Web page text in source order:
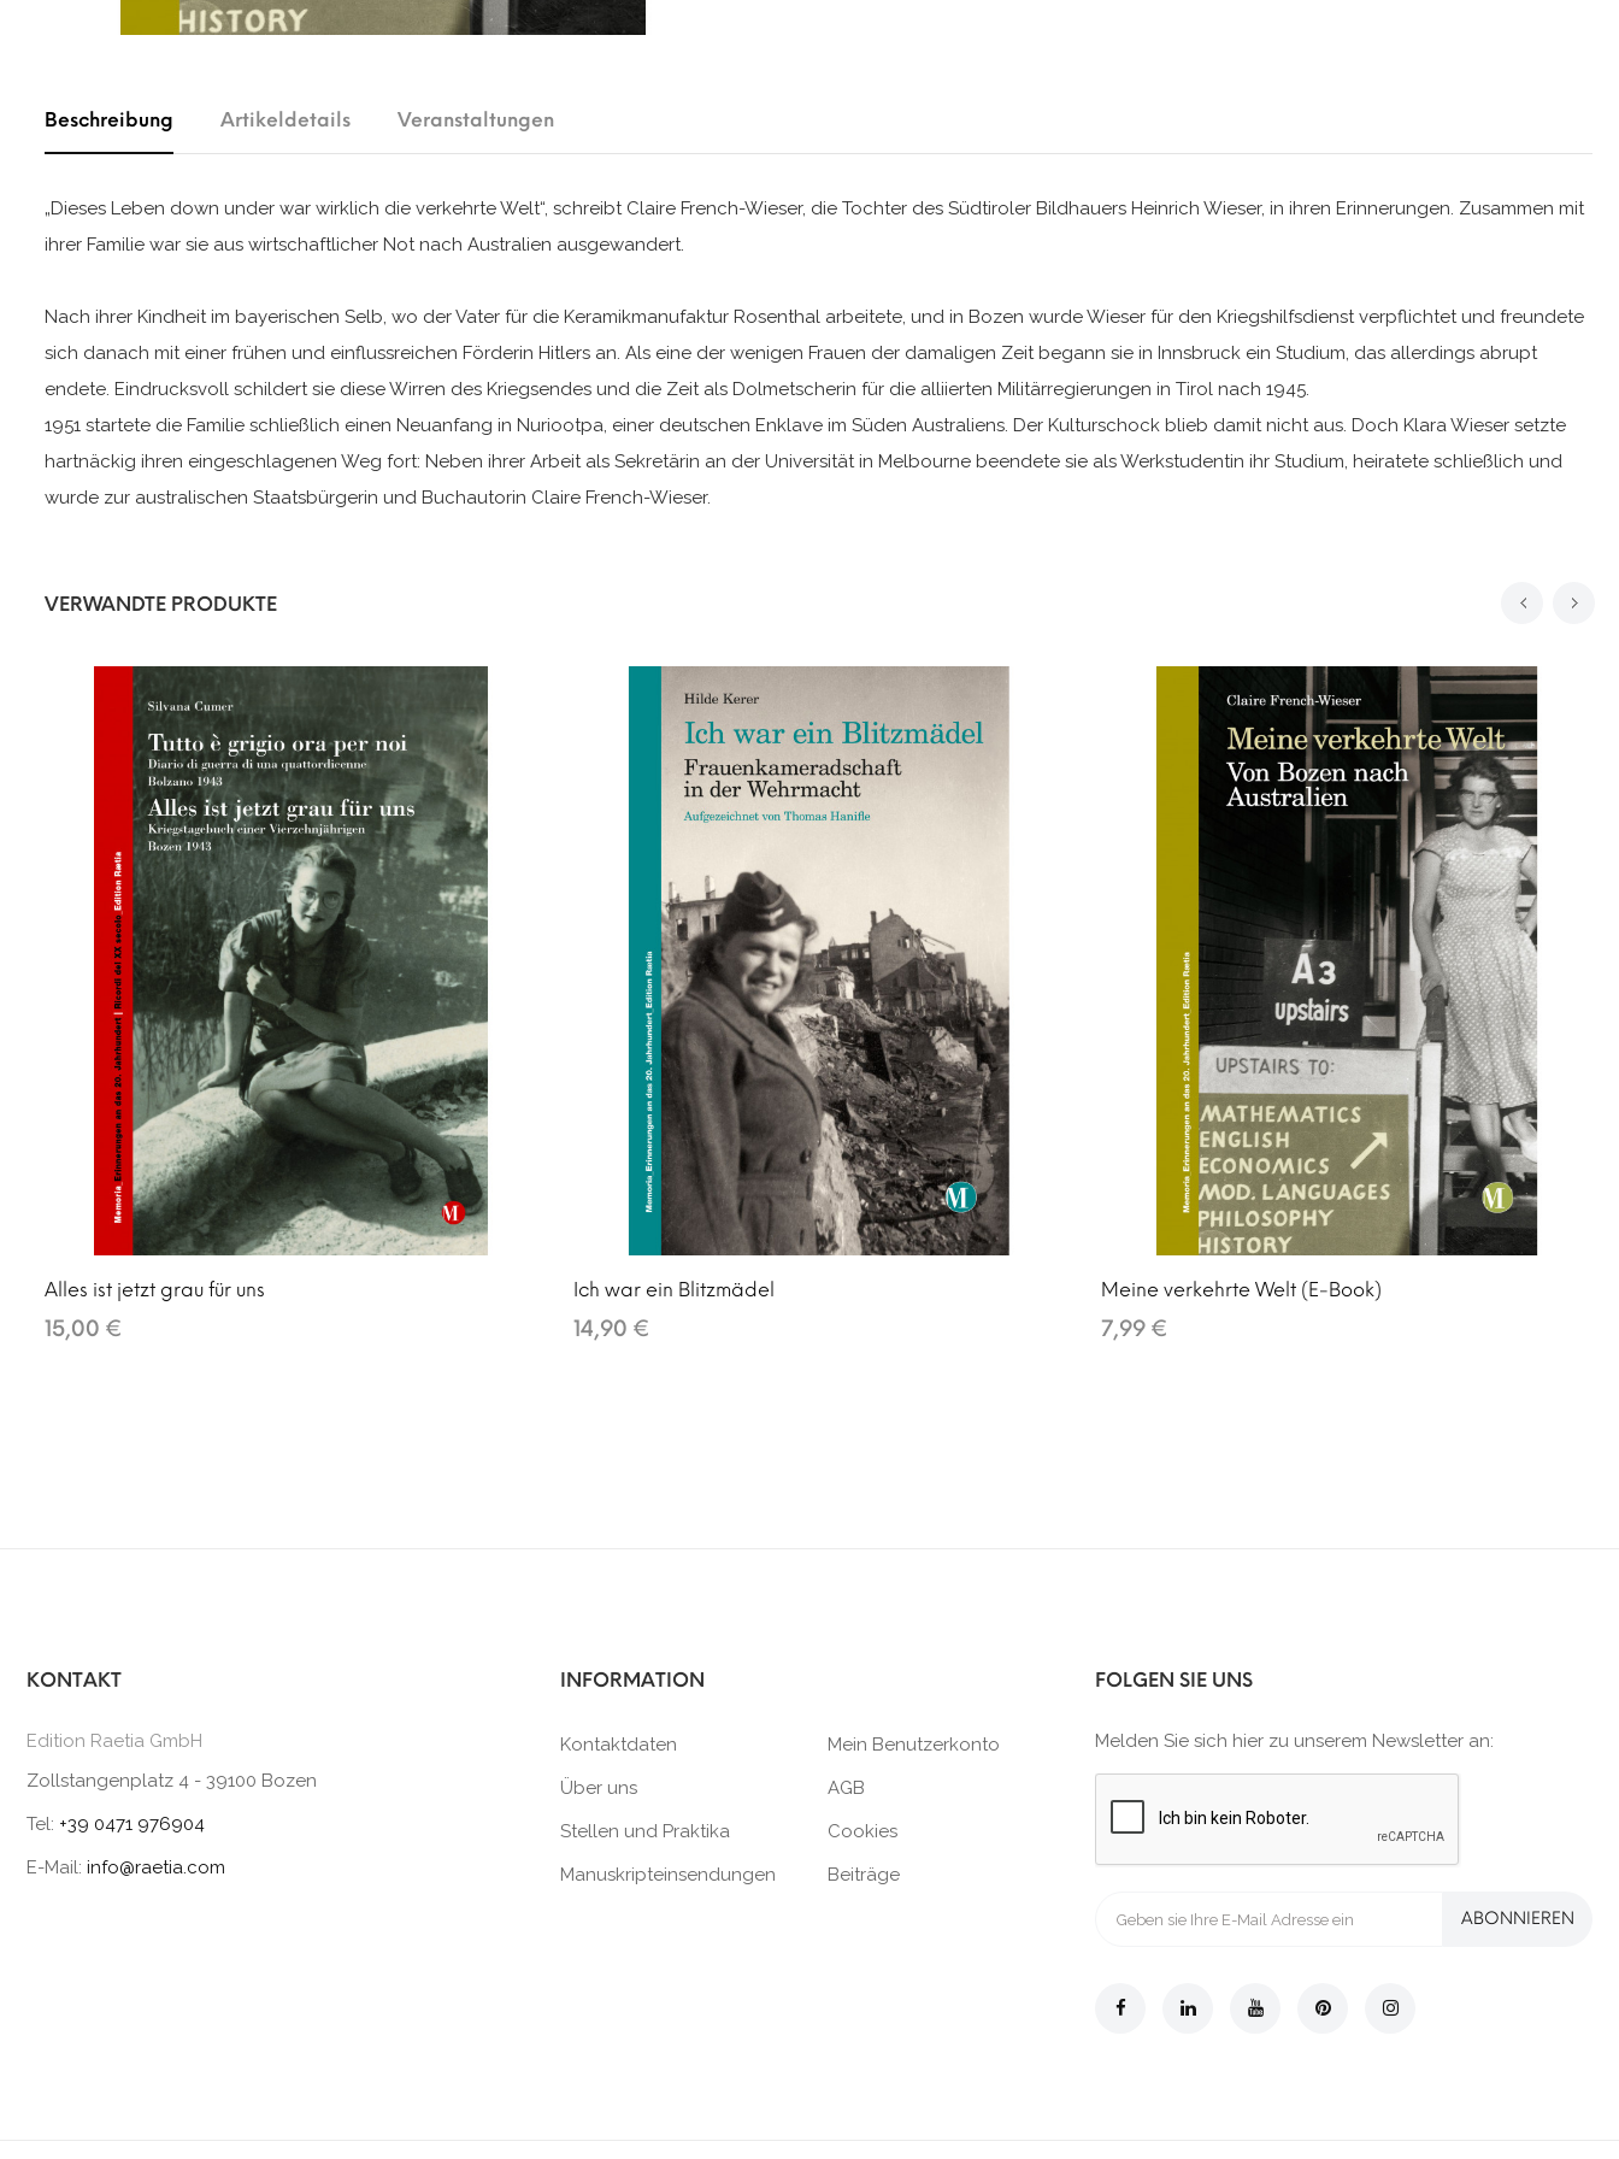
Beschreibung Artikeldetails Veranstaltungen
„Dieses Leben down under war wirklich die verkehrte Welt“, schreibt Claire French-Wieser, die Tochter des Südtiroler Bildhauers Heinrich Wieser, in ihren Erinnerungen. Zusammen mit
ihrer Familie war sie aus wirtschaftlicher Not nach Australien ausgewandert.
Nach ihrer Kindheit im bayerischen Selb, wo der Vater für die Keramikmanufaktur Rosenthal arbeitete, und in Bozen wurde Wieser für den Kriegshilfsdienst verpflichtet und freundete
sich danach mit einer frühen und einflussreichen Förderin Hitlers an. Als eine der wenigen Frauen der damaligen Zeit begann sie in Innsbruck ein Studium, das allerdings abrupt
endete. Eindrucksvoll schildert sie diese Wirren des Kriegsendes und die Zeit als Dolmetscherin für die alliierten Militärregierungen in Tirol nach 1945.
1951 startete die Familie schließlich einen Neuanfang in Nuriootpa, einer deutschen Enklave im Süden Australiens. Der Kulturschock blieb damit nicht aus. Doch Klara Wieser setzte
hartnäckig ihren eingeschlagenen Weg fort: Neben ihrer Arbeit als Sekretärin an der Universität in Melbourne beendete sie als Werkstudentin ihr Studium, heiratete schließlich und
wurde zur australischen Staatsbürgerin und Buchautorin Claire French-Wieser.
VERWANDTE PRODUKTE
Alles ist jetzt grau für uns
15,00 €
Ich war ein Blitzmädel
14,90 €
Meine verkehrte Welt (E-Book)
7,99 €
KONTAKT
Edition Raetia GmbH
Zollstangenplatz 4 - 39100 Bozen
Tel: +39 0471 976904
E-Mail: info@raetia.com
INFORMATION
Kontaktdaten
Über uns
Stellen und Praktika
Manuskripteinsendungen
Mein Benutzerkonto
AGB
Cookies
Beiträge
FOLGEN SIE UNS
Melden Sie sich hier zu unserem Newsletter an:
ABONNIEREN